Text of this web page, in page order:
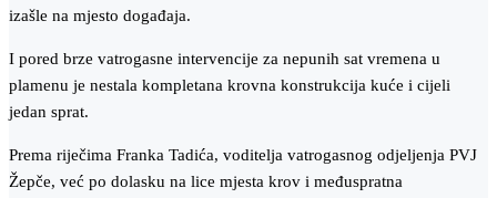
izašle na mjesto događaja.
I pored brze vatrogasne intervencije za nepunih sat vremena u
plamenu je nestala kompletana krovna konstrukcija kuće i cijeli
jedan sprat.
Prema riječima Franka Tadića, voditelja vatrogasnog odjeljenja PVJ
Žepče, već po dolasku na lice mjesta krov i međuspratna